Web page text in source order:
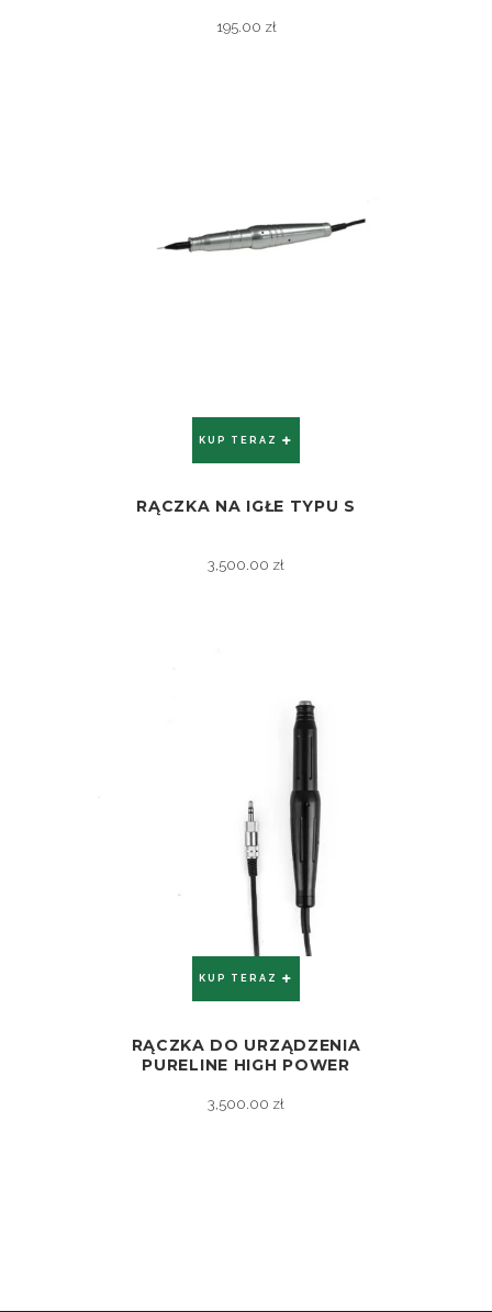
195.00 zł
ZOBACZ
KUP TERAZ
RĄCZKA NA IGŁE TYPU S
3,500.00 zł
ZOBACZ
KUP TERAZ
RĄCZKA DO URZĄDZENIA
PURELINE HIGH POWER
3,500.00 zł